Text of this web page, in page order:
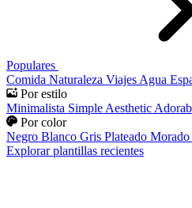
Populares
Comida Naturaleza Viajes Agua
Por estilo
Minimalista Simple Aesthetic
Por color
Negro Blanco Gris Plateado Morado
Explorar plantillas recientes